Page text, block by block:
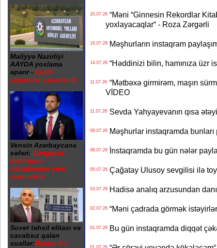
Maliyyə Nazirliyi
AAYDA yoxlama
aparır - Ciddi
yeyintilər aşkarlanıb
Vensin Azərbaycana
səfəri: Zəngəzur
dəhlizinin
müzakirələri yeni
mərhələdə
Sovet təhsil elitası və
cavabsız qalan
suallar:Rektor 6 il
20.07.26“Məni “Ginnesin Rekordlar
yoxlayacaqlar“ - Roza Zərgərli
16.07.26Məşhurların instaqram
14.07.26“Həddinizi bilin, hamınıza üzr
11.07.26“Mətbəxə girmirəm, maşın
VİDEO
11.07.26Sevda Yahyayevanın qısa
09.07.26Məşhurlar instaqramda bunları
06.07.26İnstaqramda bu gün nələr
05.07.26Çağatay Ulusoy sevgilisi ilə
03.07.26Hadisə analıq arzusundan
02.07.26“Məni çadrada görmək
01.07.26Bu gün instaqramda diqqət
01.07.26